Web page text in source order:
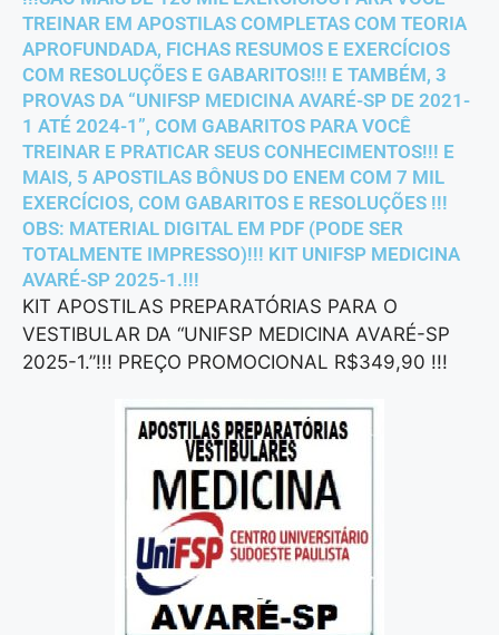
TREINAR EM APOSTILAS COMPLETAS COM TEORIA
APROFUNDADA, FICHAS RESUMOS E EXERCÍCIOS
COM RESOLUÇÕES E GABARITOS!!! E TAMBÉM, 3
PROVAS DA “UNIFSP MEDICINA AVARÉ-SP DE 2021-
1 ATÉ 2024-1”, COM GABARITOS PARA VOCÊ
TREINAR E PRATICAR SEUS CONHECIMENTOS!!! E
MAIS, 5 APOSTILAS BÔNUS DO ENEM COM 7 MIL
EXERCÍCIOS, COM GABARITOS E RESOLUÇÕES !!!
OBS: MATERIAL DIGITAL EM PDF (PODE SER
TOTALMENTE IMPRESSO)!!! KIT UNIFSP MEDICINA
AVARÉ-SP 2025-1.!!!
KIT APOSTILAS PREPARATÓRIAS PARA O
VESTIBULAR DA “UNIFSP MEDICINA AVARÉ-SP
2025-1.”!!! PREÇO PROMOCIONAL R$349,90 !!!